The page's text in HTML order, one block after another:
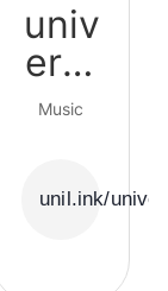
univ
ersf
ield
Music
unil.ink/